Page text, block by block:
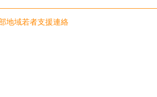
地域若者支援連絡